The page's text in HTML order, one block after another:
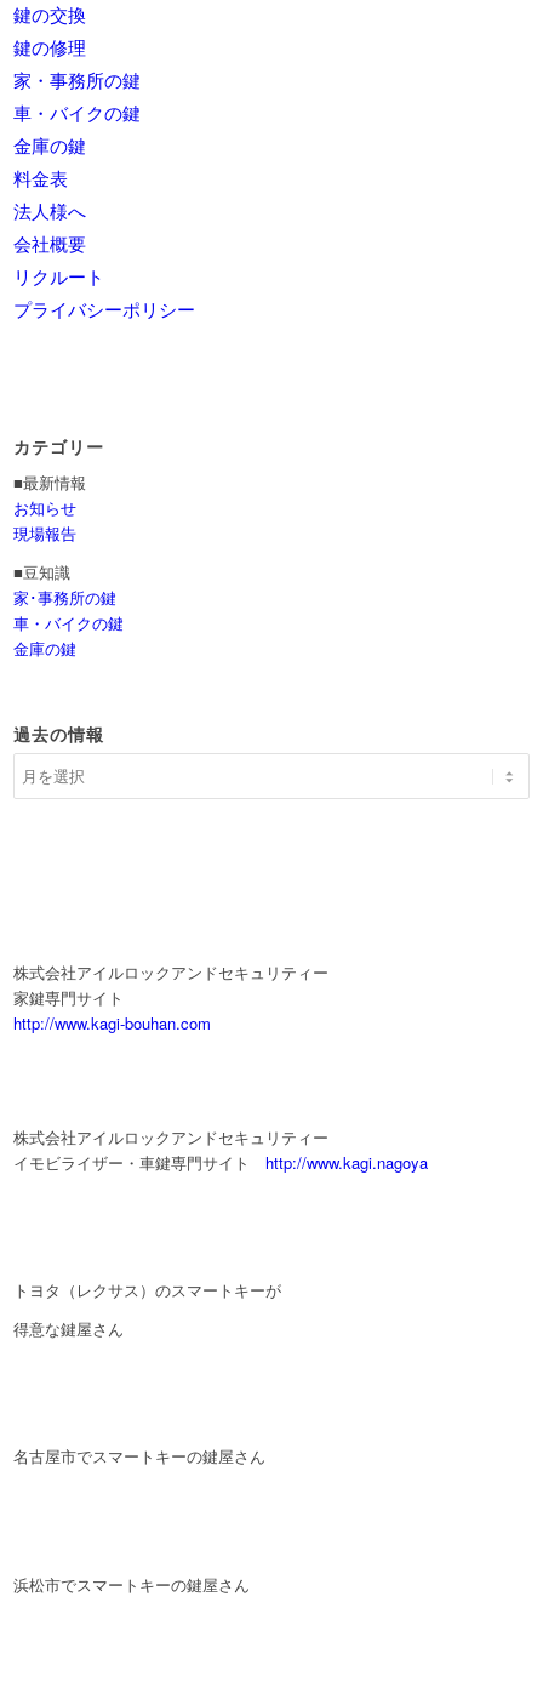
鍵の交換
鍵の修理
家・事務所の鍵
車・バイクの鍵
金庫の鍵
料金表
法人様へ
会社概要
リクルート
プライバシーポリシー
カテゴリー
■最新情報
お知らせ
現場報告
■豆知識
家･事務所の鍵
車・バイクの鍵
金庫の鍵
過去の情報
株式会社アイルロックアンドセキュリティー
家鍵専門サイト
http://www.kagi-bouhan.com
株式会社アイルロックアンドセキュリティー
イモビライザー・車鍵専門サイト http://www.kagi.nagoya
トヨタ（レクサス）のスマートキーが
得意な鍵屋さん
名古屋市でスマートキーの鍵屋さん
浜松市でスマートキーの鍵屋さん